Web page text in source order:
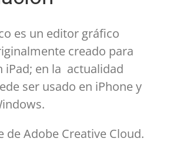
es un editor gráfico
creado para
iPad; en la actualidad
ser usado en iPhone y
de Adobe Creative Cloud.